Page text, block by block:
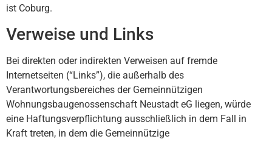
ist Coburg.
Verweise und Links
Bei direkten oder indirekten Verweisen auf fremde
Internetseiten (“Links”), die außerhalb des
Verantwortungsbereiches der Gemeinnützigen
Wohnungsbaugenossenschaft Neustadt eG liegen, würde
eine Haftungsverpflichtung ausschließlich in dem Fall in
Kraft treten, in dem die Gemeinnützige